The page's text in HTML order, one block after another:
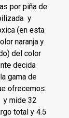
por piña de
y
(en esta
naranja y
del color
decida
gama de
ofrecemos.
y mide 32
total y 4.5